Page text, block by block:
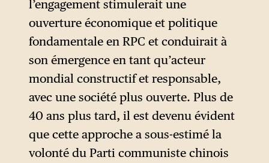
l’engagement stimulerait une
ouverture économique et politique
fondamentale en RPC et conduirait à
son émergence en tant qu’acteur
mondial constructif et responsable,
avec une société plus ouverte. Plus de
40 ans plus tard, il est devenu évident
que cette approche a sous-estimé la
volonté du Parti communiste chinois